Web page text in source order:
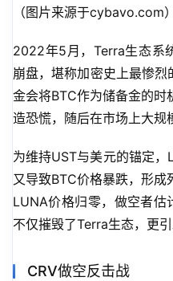
（图片来源于cybavo.com）
2022年5月，Terra生态系
崩盘，堪称加密史上最惨
金会将BTC作为储备金的时
造恐慌，随后在市场上大规
为维持UST与美元的锚定
又导致BTC价格暴跌，形成
LUNA价格归零，做空者
不仅摧毁了Terra生态，更
CRV做空反击战